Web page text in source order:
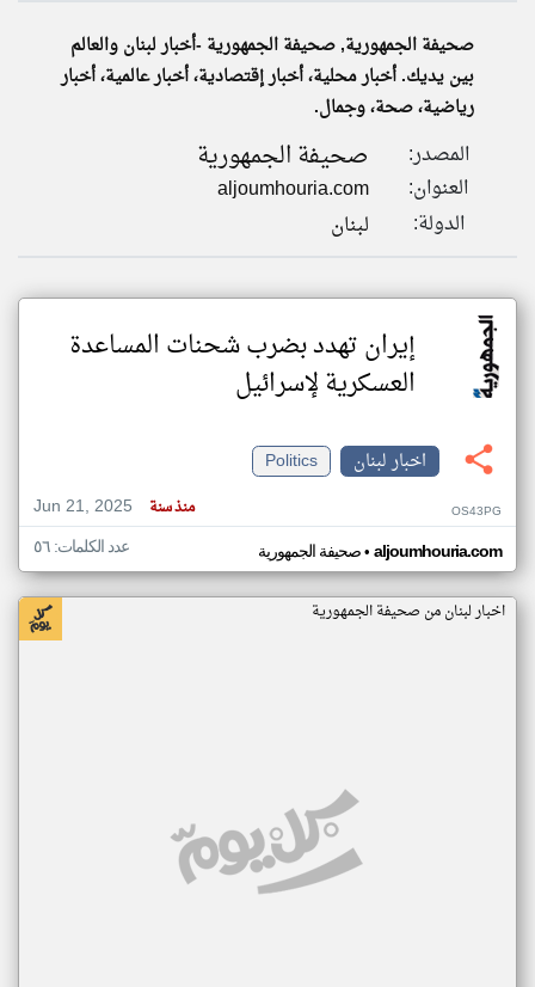
تغيير الدولة
اخبار لبنان على مدار الساعة
أهم اخبار لبنان العاجلة والمباشرة
صحيفة الجمهورية, صحيفة الجمهورية - ​أخبار لبنان والعالم
بين يديك. أخبار محلية، أخبار إقتصادية، أخبار عالمية، أخبار
رياضية، صحة، وجمال.
المصدر: صحيفة الجمهورية
العنوان:
aljoumhouria.com
الدولة:
لبنان
إيران تهدد بضرب شحنات المساعدة
العسكرية لإسرائيل
اخبار لبنان
Politics
Jun 21, 2025
منذ سنة OS43PG
صحيفة الجمهورية• aljoumhouria.com عدد الكلمات: ٥٦
اخبار لبنان من صحيفة الجمهورية
klyoum.com